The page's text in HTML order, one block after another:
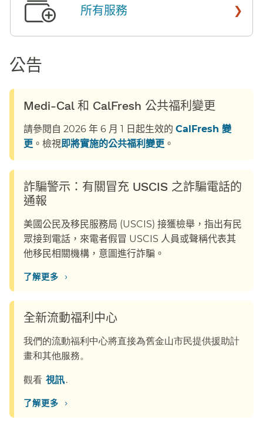
所有服務 ›
公告​​
Medi-Cal 和 CalFresh 公共福利變更​​
請參閱自 2026 年 6 月 1 日起生效的 CalFresh 變
更 。檢視 即將實施的公共福利變更 。​​
詐騙警示：有關冒充 USCIS 之詐騙電話的
通報​​
美國公民及移民服務局 (USCIS) 接獲檢舉，指出有民
眾接到電話，來電者假冒 USCIS 人員或聲稱代表其
他移民相關機構，意圖進行詐騙。​​
了解更多​​ ›
全新流動福利中心​​
我們的流動福利中心將直接為舊金山市民提供援助計
畫和其他服務。​​
觀看​​ 視訊​​.
了解更多​​ ›